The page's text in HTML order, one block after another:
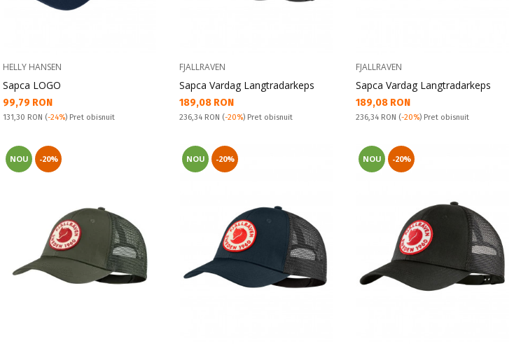
HELLY HANSEN
Sapca LOGO
Текуща цена:
99,79 RON
Pret obisnuit:
131,30 RON (-24%) Pret obisnuit
FJALLRAVEN
Sapca Vardag Langtradarkeps
Текуща цена:
189,08 RON
Pret obisnuit:
236,34 RON (-20%) Pret obisnuit
FJALLRAVEN
Sapca Vardag Langtradarkeps
Текуща цена:
189,08 RON
Pret obisnuit:
236,34 RON (-20%) Pret obisnuit
NOU -20% NOU -20% NOU -20%